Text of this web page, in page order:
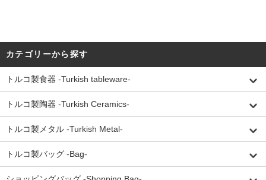
カテゴリーから探す
トルコ製食器 -Turkish tableware-
トルコ製陶器 -Turkish Ceramics-
トルコ製メタル -Turkish Metal-
トルコ製バッグ -Bag-